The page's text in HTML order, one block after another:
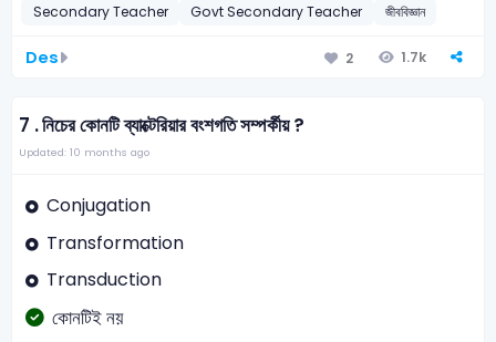
Secondary Teacher Govt Secondary Teacher জীববিজ্ঞান
Des 2 1.7k
7 .নিচের কোনটি ব্যাক্টেরিয়ার বংশগতি সম্পর্কীয় ?
Updated: 10 months ago
Conjugation
Transformation
Transduction
কোনটিই নয়